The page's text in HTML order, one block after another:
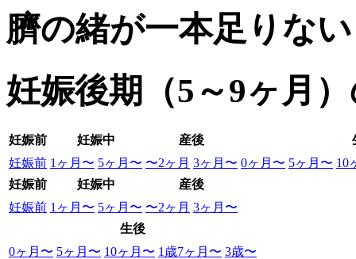
臍の緒が一本足りな
妊娠後期（5～9ヶ月
妊娠前 妊娠中 産後
妊娠前 1ヶ月〜 5ヶ月〜 〜2ヶ月 3ヶ月〜 0ヶ月〜 5ヶ月〜 10
妊娠前
妊娠中
産後
妊娠前 1ヶ月〜 5ヶ月〜 〜2ヶ月 3ヶ月〜
生後
0ヶ月〜 5ヶ月〜 10ヶ月〜 1歳7ヶ月〜 3歳〜